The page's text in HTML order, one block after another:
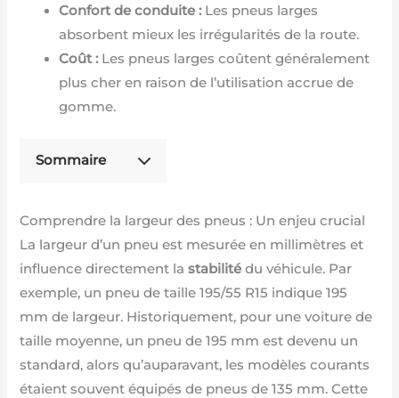
Confort de conduite :Les pneus larges
absorbent mieux les irrégularités de la route.
Coût :Les pneus larges coûtent généralement
plus cher en raison de l’utilisation accrue de
gomme.
Sommaire
Comprendre la largeur des pneus : Un enjeu crucial
La largeur d’un pneu est mesurée en millimètres et
influence directement lastabilité du véhicule. Par
exemple, un pneu de taille 195/55 R15 indique 195
mm de largeur. Historiquement, pour une voiture de
taille moyenne, un pneu de 195 mm est devenu un
standard, alors qu’auparavant, les modèles courants
étaient souvent équipés de pneus de 135 mm. Cette